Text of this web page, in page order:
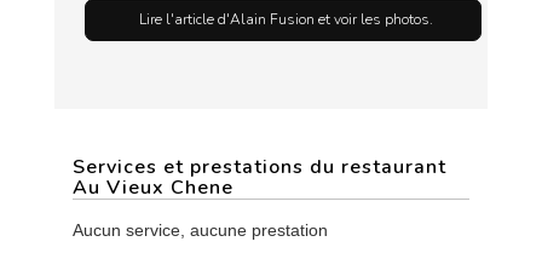
Lire l'article d'Alain Fusion et voir les photos.
Services et prestations du restaurant
Au Vieux Chene
Aucun service, aucune prestation